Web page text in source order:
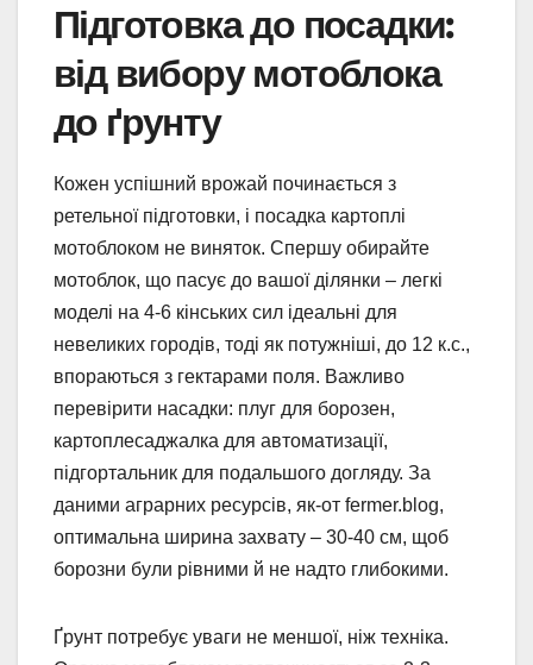
Підготовка до посадки:
від вибору мотоблока
до ґрунту
Кожен успішний врожай починається з
ретельної підготовки, і посадка картоплі
мотоблоком не виняток. Спершу обирайте
мотоблок, що пасує до вашої ділянки – легкі
моделі на 4-6 кінських сил ідеальні для
невеликих городів, тоді як потужніші, до 12 к.с.,
впораються з гектарами поля. Важливо
перевірити насадки: плуг для борозен,
картоплесаджалка для автоматизації,
підгортальник для подальшого догляду. За
даними аграрних ресурсів, як-от fermer.blog,
оптимальна ширина захвату – 30-40 см, щоб
борозни були рівними й не надто глибокими.
Ґрунт потребує уваги не меншої, ніж техніка.